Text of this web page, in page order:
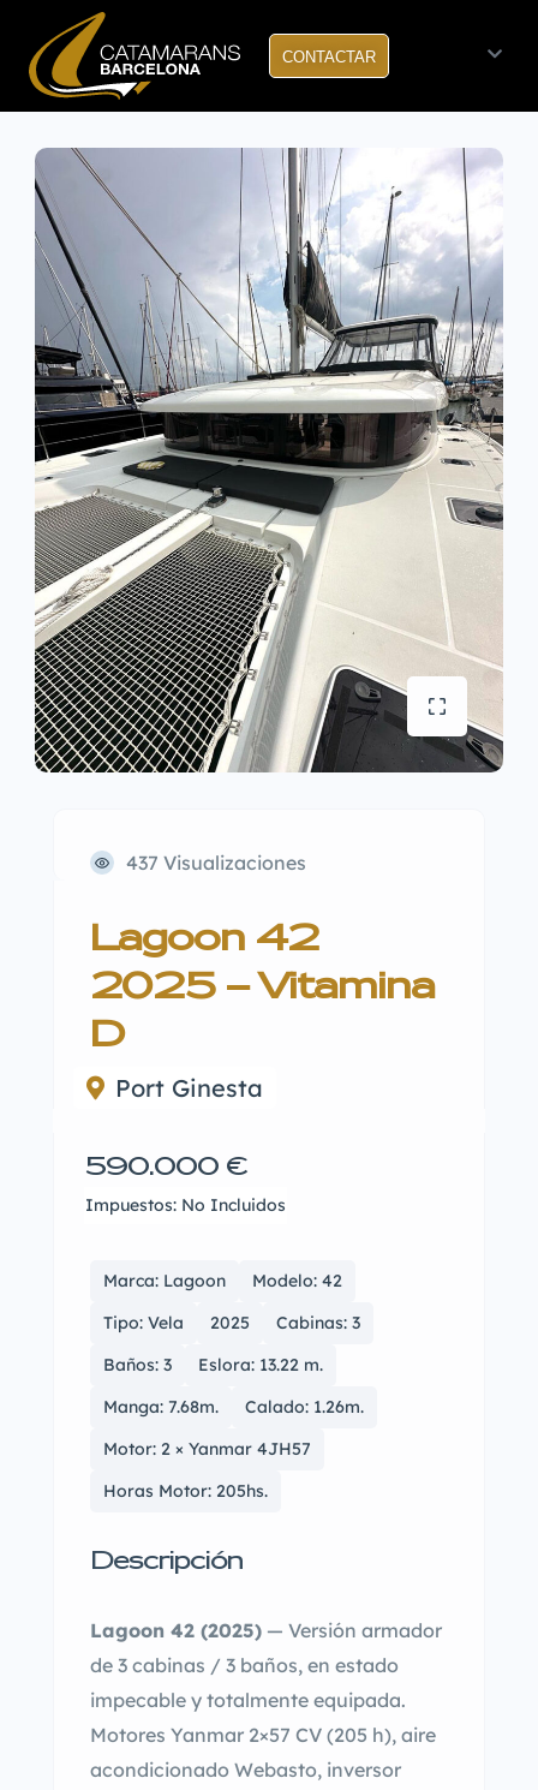
CONTACTAR
437 Visualizaciones
Lagoon 42
2025 – Vitamina
D
Port Ginesta
590.000 €
Impuestos: No Incluidos
Marca: Lagoon
Modelo: 42
Tipo: Vela
2025
Cabinas: 3
Baños: 3
Eslora: 13.22 m.
Manga: 7.68m.
Calado: 1.26m.
Motor: 2 × Yanmar 4JH57
Horas Motor: 205hs.
Descripción
Lagoon 42 (2025) — Versión armador
de 3 cabinas / 3 baños, en estado
impecable y totalmente equipada.
Motores Yanmar 2×57 CV (205 h), aire
acondicionado Webasto, inversor